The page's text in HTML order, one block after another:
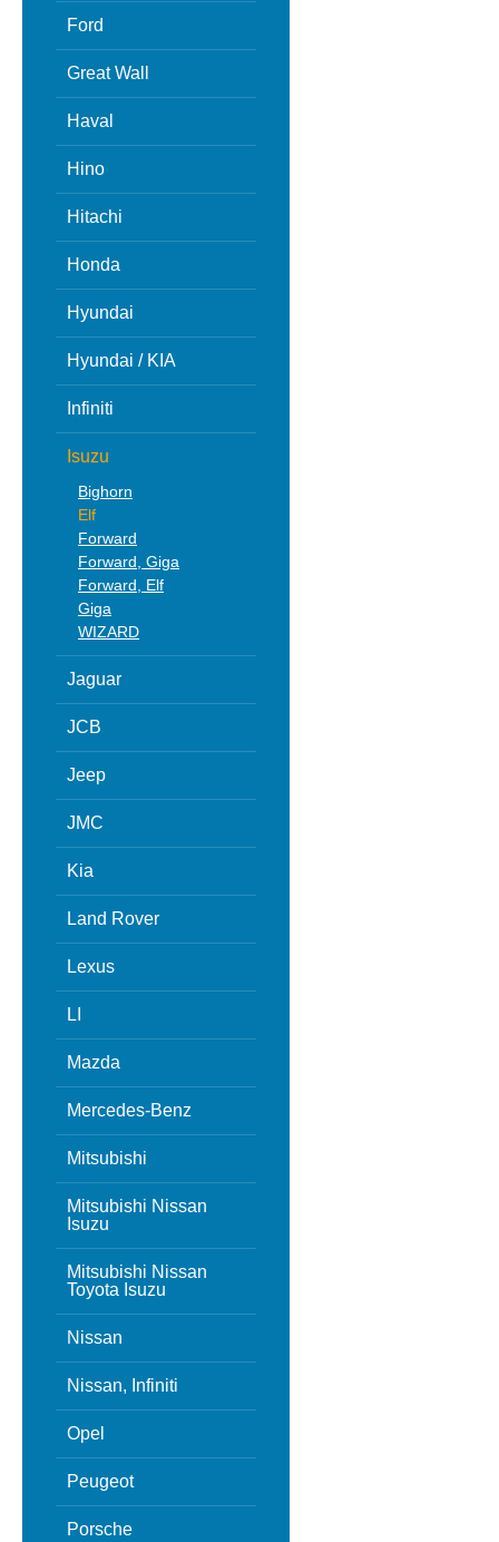
Ford
Great Wall
Haval
Hino
Hitachi
Honda
Hyundai
Hyundai / KIA
Infiniti
Isuzu
Bighorn
Elf
Forward
Forward, Giga
Forward, Elf
Giga
WIZARD
Jaguar
JCB
Jeep
JMC
Kia
Land Rover
Lexus
LI
Mazda
Mercedes-Benz
Mitsubishi
Mitsubishi Nissan
Isuzu
Mitsubishi Nissan
Toyota Isuzu
Nissan
Nissan, Infiniti
Opel
Peugeot
Porsche